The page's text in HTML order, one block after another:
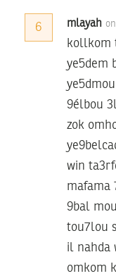
6 mlayah
kollkom
ye5dem
9élbou
zok
win
mafama
9bal
tou7lou
il nahda
omkom